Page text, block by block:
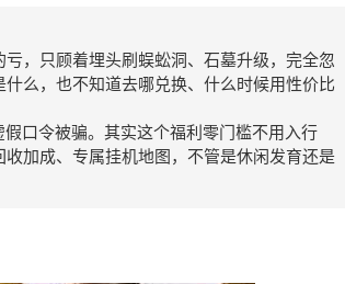
，只顾着埋头刷蜈蚣洞、石墓升级，完全忽
么，也不知道去哪兑换、什么时候用性价比
口令被骗。其实这个福利零门槛不用入行
加成、专属挂机地图，不管是休闲发育还是